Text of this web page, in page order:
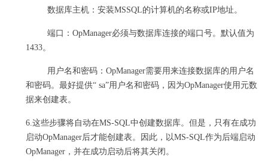
数据库主机：安装MSSQL的计算机的名称或IP地址。
端口：OpManager必须与数据库连接的端口号。 默认值为
1433。
用户名和密码：OpManager需要用来连接数据库的用户名
和密码。最好提供“ sa”用户名和密码，因为OpManager使用元数
据来创建表。
6.这些步骤将自动在MS-SQL中创建数据库。但是，只有在成功
启动OpManager后才能创建表。
因此，以MS-SQL作为后端启动
OpManager，并在成功启动后将其关闭。